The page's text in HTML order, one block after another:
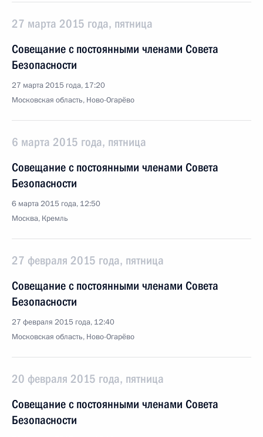
27 марта 2015 года, пятница
Совещание с постоянными членами Совета
Безопасности
27 марта 2015 года, 17:20
Московская область, Ново-Огарёво
6 марта 2015 года, пятница
Совещание с постоянными членами Совета
Безопасности
6 марта 2015 года, 12:50
Москва, Кремль
27 февраля 2015 года, пятница
Совещание с постоянными членами Совета
Безопасности
27 февраля 2015 года, 12:40
Московская область, Ново-Огарёво
20 февраля 2015 года, пятница
Совещание с постоянными членами Совета
Безопасности